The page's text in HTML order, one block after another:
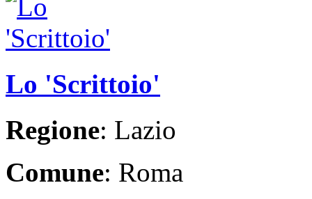
Lo 'Scrittoio'
Regione: Lazio
Comune: Roma